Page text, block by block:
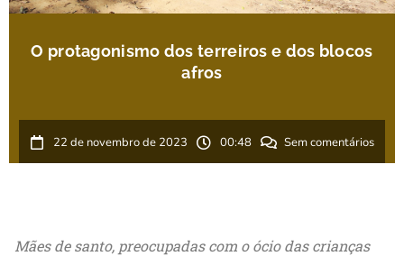
O protagonismo dos terreiros e dos blocos
afros
22 de novembro de 2023 00:48 Sem comentários
Mães de santo, preocupadas com o ócio das crianças